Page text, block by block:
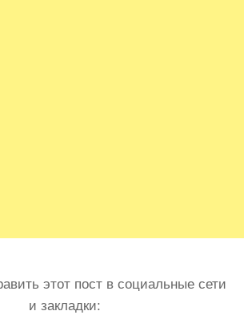
этот пост в социальные сети
и закладки: